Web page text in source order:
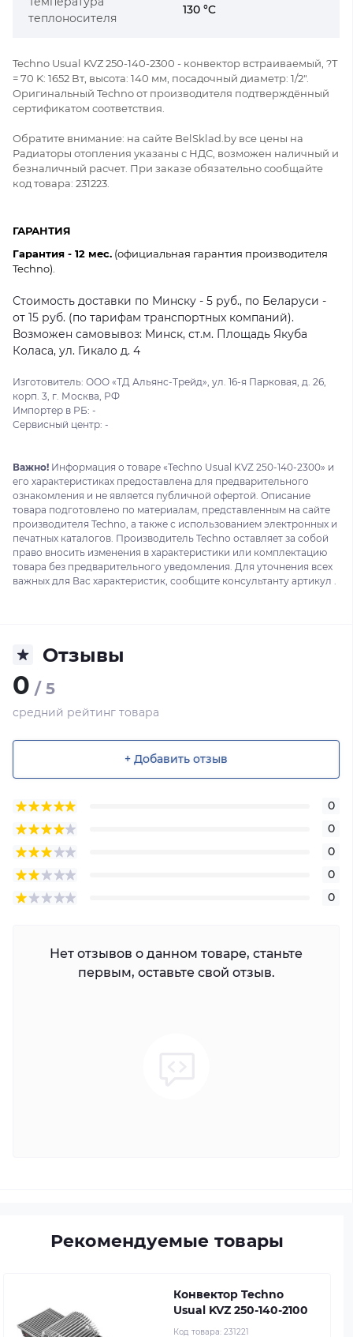
теплоносителя
130 °C
Techno Usual KVZ 250-140-2300 - конвектор встраиваемый, ?Т
= 70 K: 1652 Вт, высота: 140 мм, посадочный диаметр: 1/2".
Оригинальный Techno от производителя подтверждённый
сертификатом соответствия.
Обратите внимание: на сайте BelSklad.by все цены на
Радиаторы отопления указаны с НДС, возможен наличный и
безналичный расчет. При заказе обязательно сообщайте
код товара: 231223.
ГАРАНТИЯ
Гарантия - 12 мес. (официальная гарантия производителя
Techno).
Стоимость доставки по Минску - 5 руб., по Беларуси -
от 15 руб. (по тарифам транспортных компаний).
Возможен самовывоз: Минск, ст.м. Площадь Якуба
Коласа, ул. Гикало д. 4
Изготовитель: ООО «ТД Альянс-Трейд», ул. 16-я Парковая, д. 26,
корп. 3, г. Москва, РФ
Импортер в РБ: -
Сервисный центр: -
Важно! Информация о товаре «Techno Usual KVZ 250-140-2300» и
его характеристиках предоставлена для предварительного
ознакомления и не является публичной офертой. Описание
товара подготовлено по материалам, представленным на сайте
производителя Techno, а также с использованием электронных и
печатных каталогов. Производитель Techno оставляет за собой
право вносить изменения в характеристики или комплектацию
товара без предварительного уведомления. Для уточнения всех
важных для Вас характеристик, сообщите консультанту артикул .
Отзывы
0 / 5
средний рейтинг товара
+ Добавить отзыв
0
0
0
0
0
Нет отзывов о данном товаре, станьте
первым, оставьте свой отзыв.
Рекомендуемые товары
Конвектор Techno
Usual KVZ 250-140-2100
Код товара: 231221